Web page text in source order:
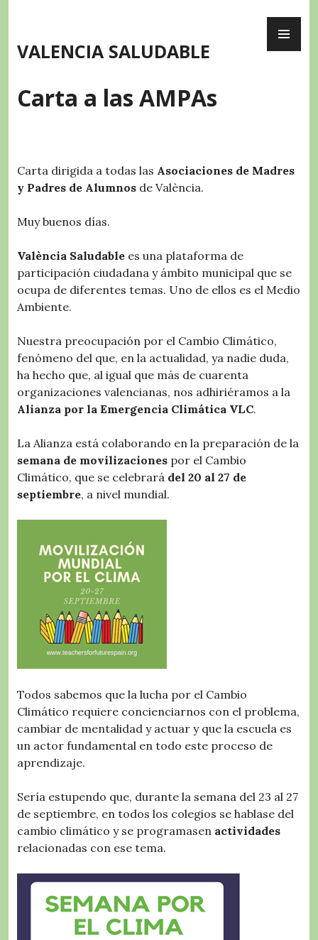
content
VALENCIA SALUDABLE
Carta a las AMPAs
Carta dirigida a todas las Asociaciones de Madres
y Padres de Alumnos de València.
Muy buenos días.
València Saludable es una plataforma de
participación ciudadana y ámbito municipal que se
ocupa de diferentes temas. Uno de ellos es el Medio
Ambiente.
Nuestra preocupación por el Cambio Climático,
fenómeno del que, en la actualidad, ya nadie duda,
ha hecho que, al igual que más de cuarenta
organizaciones valencianas, nos adhiriéramos a la
Alianza por la Emergencia Climática VLC.
La Alianza está colaborando en la preparación de la
semana de movilizaciones por el Cambio
Climático, que se celebrará del 20 al 27 de
septiembre, a nivel mundial.
Todos sabemos que la lucha por el Cambio
Climático requiere concienciarnos con el problema,
cambiar de mentalidad y actuar y que la escuela es
un actor fundamental en todo este proceso de
aprendizaje.
Sería estupendo que, durante la semana del 23 al 27
de septiembre, en todos los colegios se hablase del
cambio climático y se programasen actividades
relacionadas con ese tema.